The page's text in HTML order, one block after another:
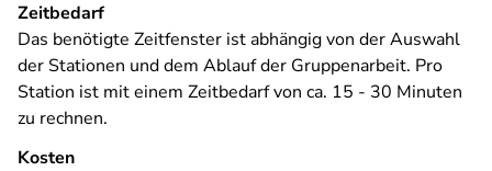
Zeitbedarf
Das benötigte Zeitfenster ist abhängig von der Auswahl
der Stationen und dem Ablauf der Gruppenarbeit. Pro
Station ist mit einem Zeitbedarf von ca. 15 - 30 Minuten
zu rechnen.
Kosten